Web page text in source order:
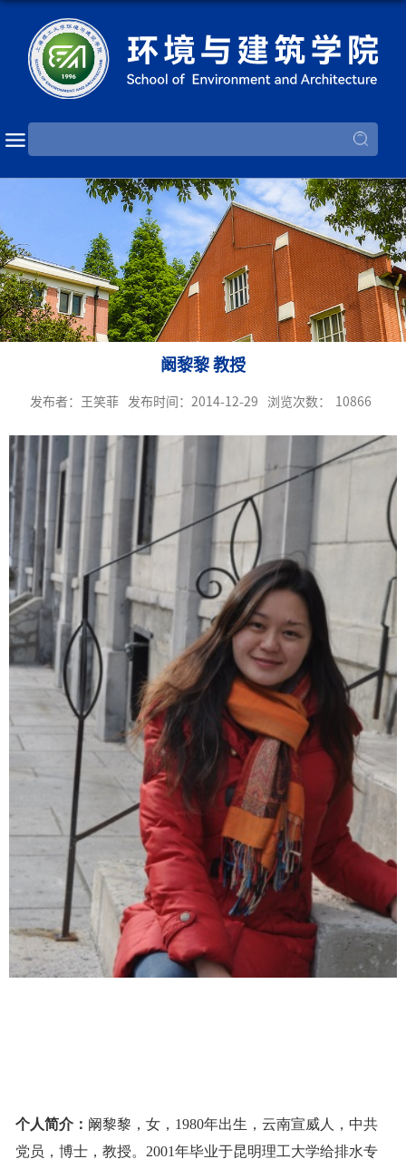
阚黎黎 教授
发布者：王笑菲 发布时间：2014-12-29 浏览次数： 10866
个人简介： 阚黎黎，女， 1980年出生，云南宣威人，中共
党员，博士，教授。 2001年毕业于昆明理工大学给排水专